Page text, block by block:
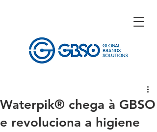
Waterpik® chega à GBSO
e revoluciona a higiene